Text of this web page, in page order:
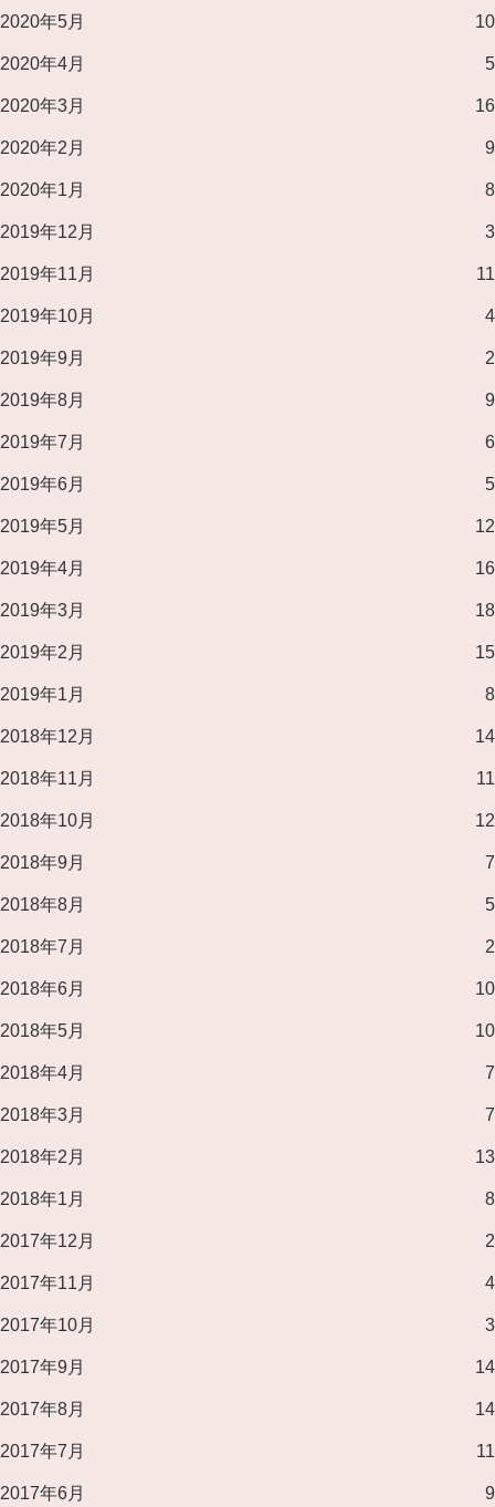
2020年5月 10
2020年4月 5
2020年3月 16
2020年2月 9
2020年1月 8
2019年12月 3
2019年11月 11
2019年10月 4
2019年9月 2
2019年8月 9
2019年7月 6
2019年6月 5
2019年5月 12
2019年4月 16
2019年3月 18
2019年2月 15
2019年1月 8
2018年12月 14
2018年11月 11
2018年10月 12
2018年9月 7
2018年8月 5
2018年7月 2
2018年6月 10
2018年5月 10
2018年4月 7
2018年3月 7
2018年2月 13
2018年1月 8
2017年12月 2
2017年11月 4
2017年10月 3
2017年9月 14
2017年8月 14
2017年7月 11
2017年6月 9